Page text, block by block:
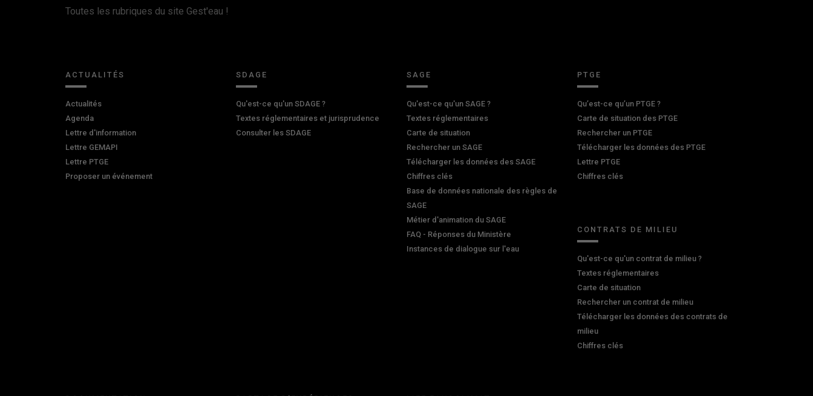
Toutes les rubriques du site Gest'eau !
ACTUALITÉS
Actualités
Agenda
Lettre d'information
Lettre GEMAPI
Lettre PTGE
Proposer un événement
SDAGE
Qu'est-ce qu'un SDAGE ?
Textes réglementaires et jurisprudence
Consulter les SDAGE
SAGE
Qu'est-ce qu'un SAGE ?
Textes réglementaires
Carte de situation
Rechercher un SAGE
Télécharger les données des SAGE
Chiffres clés
Base de données nationale des règles de
SAGE
Métier d'animation du SAGE
FAQ - Réponses du Ministère
Instances de dialogue sur l'eau
PTGE
Qu’est-ce qu’un PTGE ?
Carte de situation des PTGE
Rechercher un PTGE
Télécharger les données des PTGE
Lettre PTGE
Chiffres clés
CONTRATS DE MILIEU
Qu'est-ce qu'un contrat de milieu ?
Textes réglementaires
Carte de situation
Rechercher un contrat de milieu
Télécharger les données des contrats de
milieu
Chiffres clés